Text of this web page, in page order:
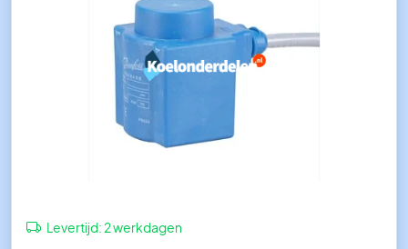
Levertijd:2 werkdagen